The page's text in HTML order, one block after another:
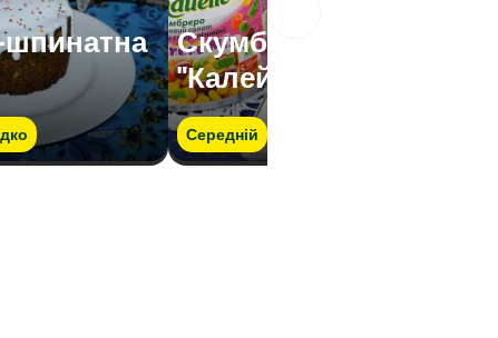
Скумбрія з овочами
"Калейдоскоп"
Середній